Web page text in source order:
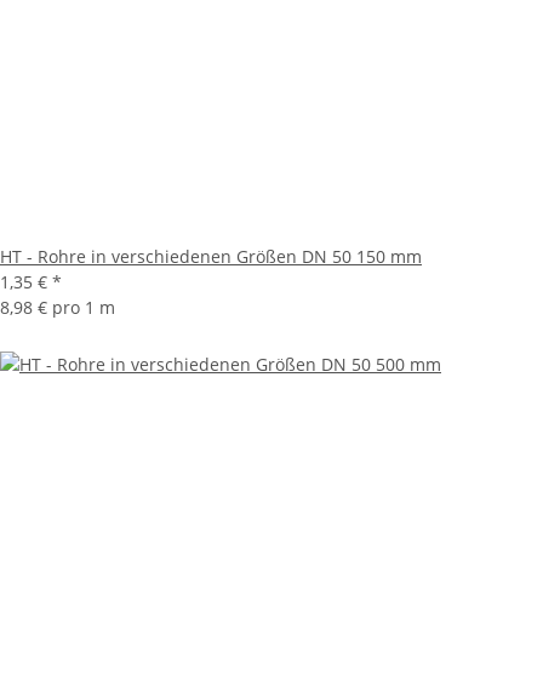
HT - Rohre in verschiedenen Größen DN 50 150 mm
1,35 € *
8,98 € pro 1 m